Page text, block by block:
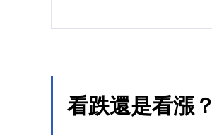
看跌還是看漲？